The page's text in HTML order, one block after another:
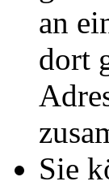
an
dort
Sie